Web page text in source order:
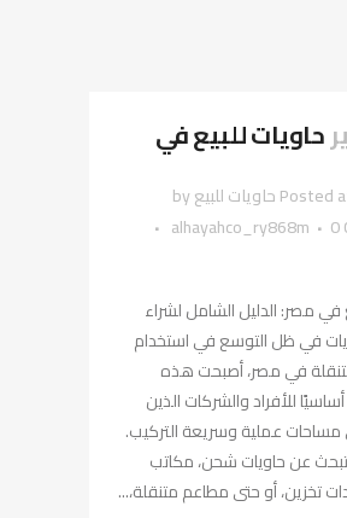
حاويات للبيع في
Postedحاويات للبيعby
alhayahco_ry868m
0
في مصر: الدليل الشامل لشراء
في ظل التوسع في استخدام
في مصر، أصبحت هذه
أساسيًا للأفراد والشركات الذين
مساحات عملية وسريعة التركيب.
عن حاويات شحن، مكاتب
تخزين، أو حتى مطاعم متنقلة،...